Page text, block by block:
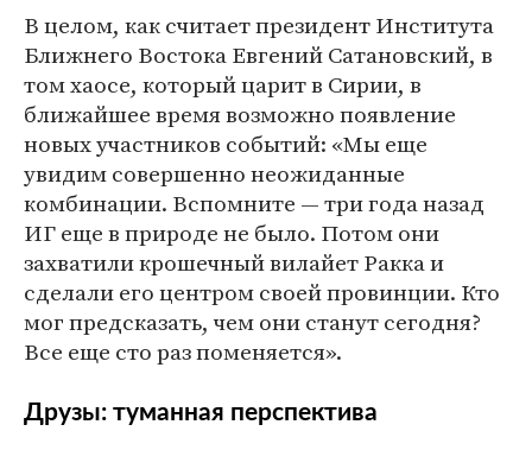
В целом, как считает президент Института
Ближнего Востока Евгений Сатановский, в
том хаосе, который царит в Сирии, в
ближайшее время возможно появление
новых участников событий: «Мы еще
увидим совершенно неожиданные
комбинации. Вспомните — три года назад
ИГ еще в природе не было. Потом они
захватили крошечный вилайет Ракка и
сделали его центром своей провинции. Кто
мог предсказать, чем они станут сегодня?
Все еще сто раз поменяется».
Друзы: туманная перспектива